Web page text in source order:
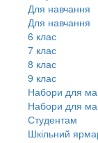
Для навчання
Для навчання
6 клас
7 клас
8 клас
9 клас
Набори для
Набори для
Студентам
Шкільний